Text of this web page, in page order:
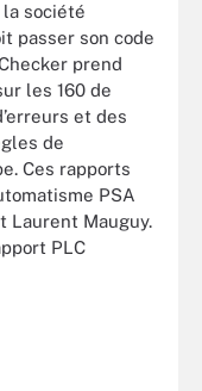
société
passer son code
prend
les 160 de
et des
de
Ces rapports
PSA
Laurent Mauguy.
PLC